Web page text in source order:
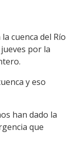
cuenca del Río
por la
y eso
han dado la
que